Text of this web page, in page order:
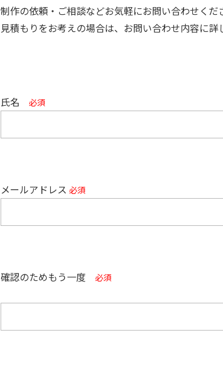
制作の依頼・ご相談などお気軽にお問い合わせくだ
見積もりをお考えの場合は、お問い合わせ内容に詳
氏名 必須
メールアドレス 必須
確認のためもう一度 必須